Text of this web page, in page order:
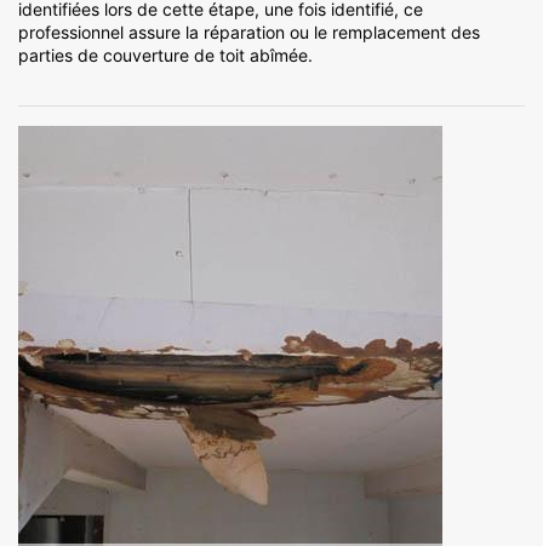
identifiées lors de cette étape, une fois identifié, ce
professionnel assure la réparation ou le remplacement des
parties de couverture de toit abîmée.